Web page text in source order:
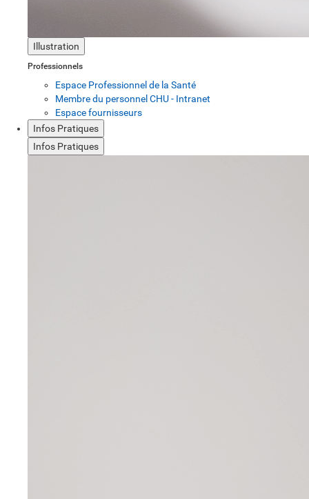
Illustration
Professionnels
Espace Professionnel de la Santé
Membre du personnel CHU - Intranet
Espace fournisseurs
Infos Pratiques
Infos Pratiques